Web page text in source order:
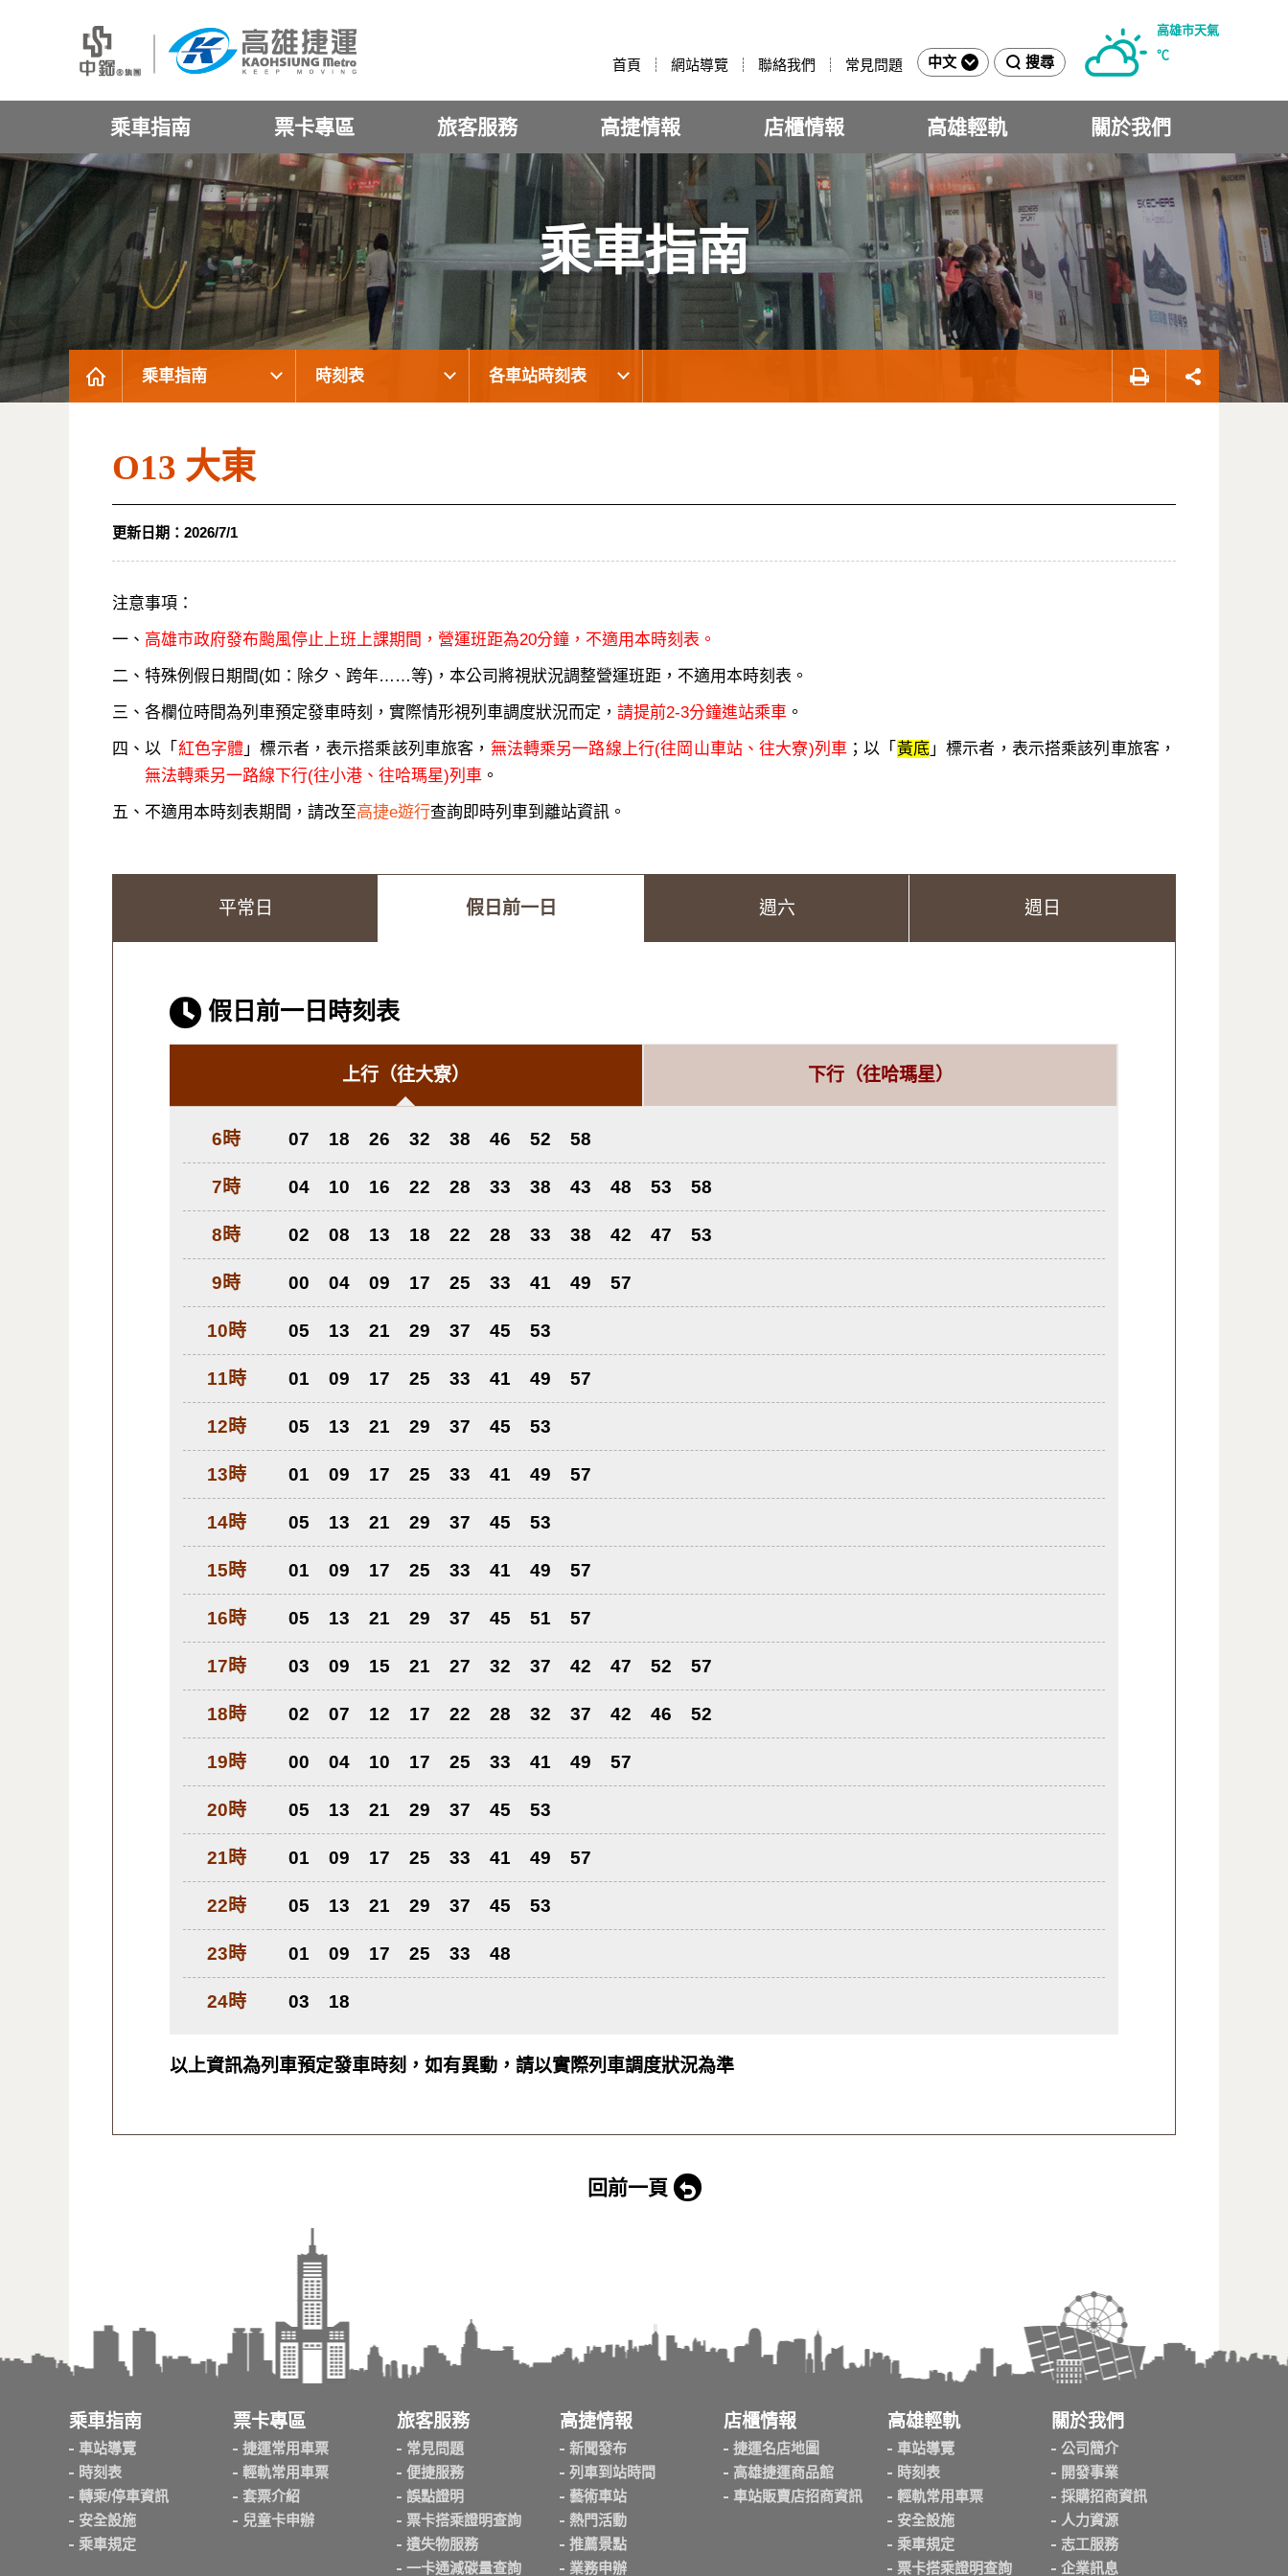
首頁 網站導覽 聯絡我們 常見問題 中文 搜尋
高雄市天氣
℃
乘車指南 票卡專區 旅客服務 高捷情報 店櫃情報 高雄輕軌 關於我們
乘車指南
乘車指南 時刻表 各車站時刻表
O13 大東
更新日期： 2026/7/1
注意事項：
一、 高雄市政府發布颱風停止上班上課期間，營運班距為20分鐘，不適用本時刻表。
二、特殊例假日期間(如：除夕、跨年……等)，本公司將視狀況調整營運班距，不適用本時刻表。
三、各欄位時間為列車預定發車時刻，實際情形視列車調度狀況而定， 請提前2-3分鐘進站乘車 。
四、以「 紅色字體 」標示者，表示搭乘該列車旅客， 無法轉乘另一路線上行(往岡山車站、往大寮)列車 ；以「 黃底」標示者，表示搭乘該列車旅客，
無法轉乘另一路線下行(往小港、往哈瑪星)列車 。
五、不適用本時刻表期間，請改至高捷e遊行查詢即時列車到離站資訊。
平常日 假日前一日 週六 週日
假日前一日時刻表
上行 （往大寮） 下行（往哈瑪星）
6時 07 18 26 32 38 46 52 58
7時 04 10 16 22 28 33 38 43 48 53 58
8時 02 08 13 18 22 28 33 38 42 47 53
9時 00 04 09 17 25 33 41 49 57
10時 05 13 21 29 37 45 53
11時 01 09 17 25 33 41 49 57
12時 05 13 21 29 37 45 53
13時 01 09 17 25 33 41 49 57
14時 05 13 21 29 37 45 53
15時 01 09 17 25 33 41 49 57
16時 05 13 21 29 37 45 51 57
17時 03 09 15 21 27 32 37 42 47 52 57
18時 02 07 12 17 22 28 32 37 42 46 52
19時 00 04 10 17 25 33 41 49 57
20時 05 13 21 29 37 45 53
21時 01 09 17 25 33 41 49 57
22時 05 13 21 29 37 45 53
23時 01 09 17 25 33 48
24時 03 18
以上資訊為列車預定發車時刻，如有異動，請以實際列車調度狀況為準
回前一頁
乘車指南
車站導覽
時刻表
轉乘/停車資訊
安全設施
乘車規定
票卡專區
捷運常用車票
輕軌常用車票
套票介紹
兒童卡申辦
旅客服務
常見問題
便捷服務
誤點證明
票卡搭乘證明查詢
遺失物服務
一卡通減碳量查詢
高捷情報
新聞發布
列車到站時間
藝術車站
熱門活動
推薦景點
業務申辦
店櫃情報
捷運名店地圖
高雄捷運商品館
車站販賣店招商資訊
高雄輕軌
車站導覽
時刻表
輕軌常用車票
安全設施
乘車規定
票卡搭乘證明查詢
關於我們
公司簡介
開發事業
採購招商資訊
人力資源
志工服務
企業訊息